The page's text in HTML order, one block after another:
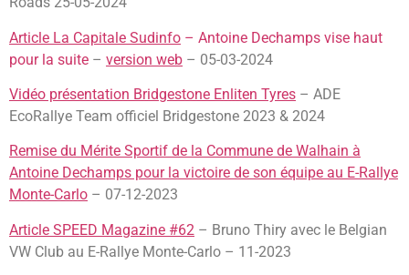
Article La Capitale Sudinfo – Antoine Dechamps vise haut
pour la suite – version web – 05-03-2024
Vidéo présentation Bridgestone Enliten Tyres – ADE
EcoRallye Team officiel Bridgestone 2023 & 2024
Remise du Mérite Sportif de la Commune de Walhain à
Antoine Dechamps pour la victoire de son équipe au E-Rallye
Monte-Carlo – 07-12-2023
Article SPEED Magazine #62 – Bruno Thiry avec le Belgian
VW Club au E-Rallye Monte-Carlo – 11-2023